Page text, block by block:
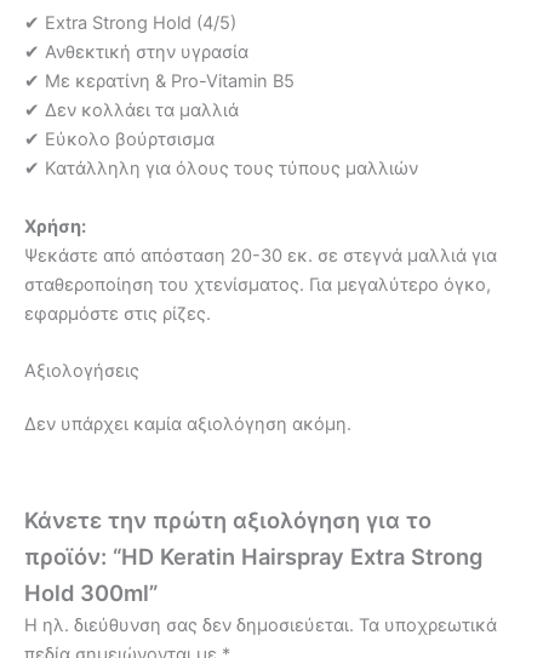
✔ Extra Strong Hold (4/5)
✔ Ανθεκτική στην υγρασία
✔ Με κερατίνη & Pro-Vitamin B5
✔ Δεν κολλάει τα μαλλιά
✔ Εύκολο βούρτσισμα
✔ Κατάλληλη για όλους τους τύπους μαλλιών
Χρήση:
Ψεκάστε από απόσταση 20-30 εκ. σε στεγνά μαλλιά για
σταθεροποίηση του χτενίσματος. Για μεγαλύτερο όγκο,
εφαρμόστε στις ρίζες.
Αξιολογήσεις
Δεν υπάρχει καμία αξιολόγηση ακόμη.
Κάνετε την πρώτη αξιολόγηση για το
προϊόν: “HD Keratin Hairspray Extra Strong
Hold 300ml”
Η ηλ. διεύθυνση σας δεν δημοσιεύεται. Τα υποχρεωτικά